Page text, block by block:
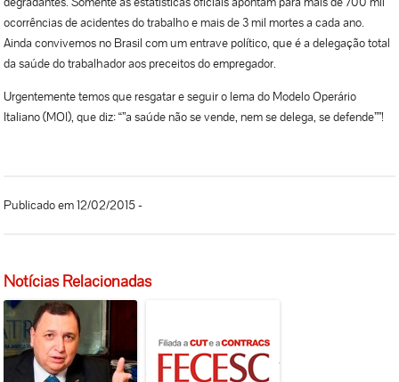
ocorrências de acidentes do trabalho e mais de 3 mil mortes a cada ano.
Ainda convivemos no Brasil com um entrave político, que é a delegação total
da saúde do trabalhador aos preceitos do empregador.
Urgentemente temos que resgatar e seguir o lema do Modelo Operário
Italiano (MOI), que diz: “”a saúde não se vende, nem se delega, se defende””!
Publicado em 12/02/2015 -
Notícias Relacionadas